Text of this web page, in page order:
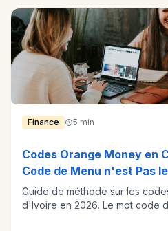
Finance 5 min
Codes Orange Money en
Code de Menu n'est Pas
Guide de méthode sur les
d'Ivoire en 2026. Le mot code